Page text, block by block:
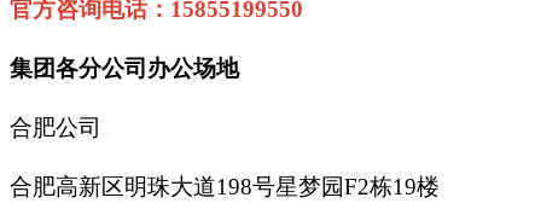
官方咨询电话：15855199550
集团各分公司办公场地
合肥公司
合肥高新区明珠大道198号星梦园F2栋19楼